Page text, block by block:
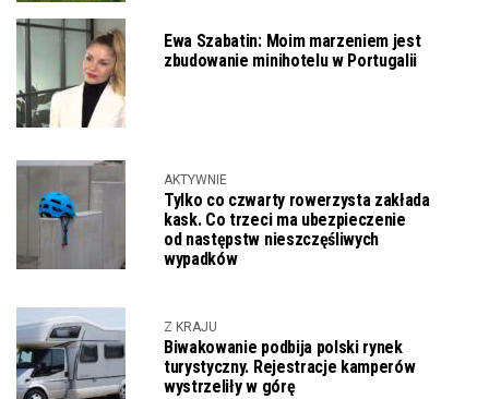
Ewa Szabatin: Moim marzeniem jest
zbudowanie minihotelu w Portugalii
AKTYWNIE
Tylko co czwarty rowerzysta zakłada
kask. Co trzeci ma ubezpieczenie
od następstw nieszczęśliwych
wypadków
Z KRAJU
Biwakowanie podbija polski rynek
turystyczny. Rejestracje kamperów
wystrzeliły w górę